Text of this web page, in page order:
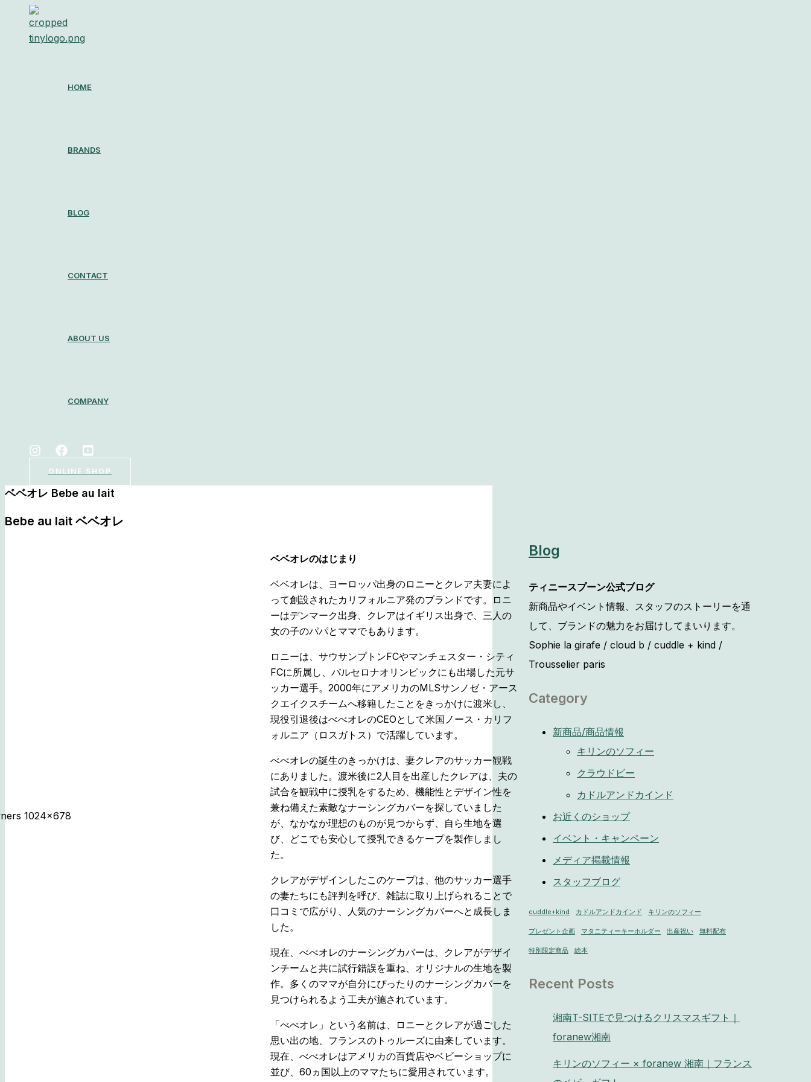
HOME
BRANDS
BLOG
CONTACT
ABOUT US
COMPANY
ONLINE SHOP
ベベオレ Bebe au lait
Bebe au lait ベベオレ
ベベオレのはじまり
ベベオレは、ヨーロッパ出身のロニーとクレア夫妻によ
って創設されたカリフォルニア発のブランドです。ロニ
ーはデンマーク出身、クレアはイギリス出身で、三人の
女の子のパパとママでもあります。
ロニーは、サウサンプトンFCやマンチェスター・シティ
FCに所属し、バルセロナオリンピックにも出場した元サ
ッカー選手。2000年にアメリカのMLSサンノゼ・アース
クエイクスチームへ移籍したことをきっかけに渡米し、
現役引退後はべべオレのCEOとして米国ノース・カリフ
ォルニア（ロスガトス）で活躍しています。
べべオレの誕生のきっかけは、妻クレアのサッカー観戦
にありました。渡米後に2人目を出産したクレアは、夫の
試合を観戦中に授乳をするため、機能性とデザイン性を
兼ね備えた素敵なナーシングカバーを探していました
が、なかなか理想のものが見つからず、自ら生地を選
び、どこでも安心して授乳できるケープを製作しまし
た。
クレアがデザインしたこのケープは、他のサッカー選手
の妻たちにも評判を呼び、雑誌に取り上げられることで
口コミで広がり、人気のナーシングカバーへと成長しま
した。
現在、べべオレのナーシングカバーは、クレアがデザイ
ンチームと共に試行錯誤を重ね、オリジナルの生地を製
作。多くのママが自分にぴったりのナーシングカバーを
見つけられるよう工夫が施されています。
「べべオレ」という名前は、ロニーとクレアが過ごした
思い出の地、フランスのトゥルーズに由来しています。
現在、べべオレはアメリカの百貨店やベビーショップに
並び、60ヵ国以上のママたちに愛用されています。
Blog
ティニースプーン公式ブログ
新商品やイベント情報、スタッフのストーリーを通
して、ブランドの魅力をお届けしてまいります。
Sophie la girafe / cloud b / cuddle + kind /
Trousselier paris
Category
新商品/商品情報
キリンのソフィー
クラウドビー
カドルアンドカインド
お近くのショップ
イベント・キャンペーン
メディア掲載情報
スタッフブログ
cuddle+kind カドルアンドカインド キリンのソフィー
プレゼント企画 マタニティーキーホルダー 出産祝い 無料配布
特別限定商品 絵本
Recent Posts
湘南T-SITEで見つけるクリスマスギフト｜
foranew湘南
キリンのソフィー × foranew 湘南｜フランス